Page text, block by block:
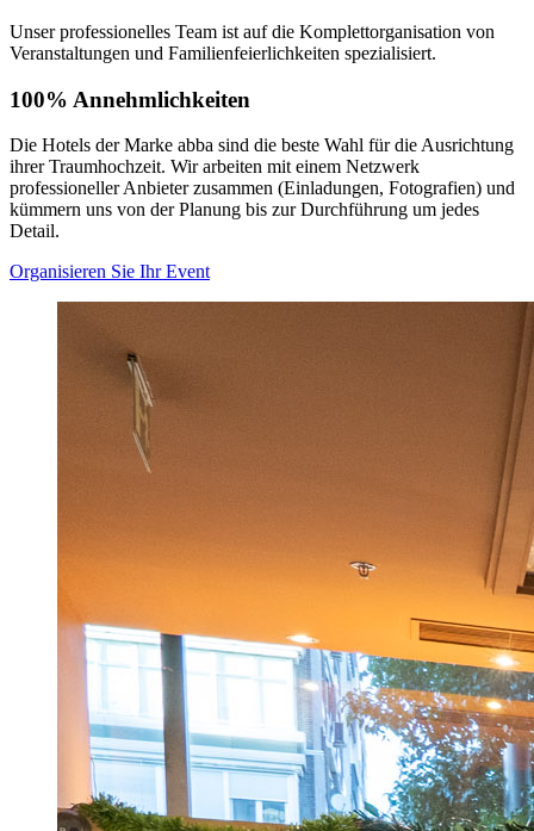
Unser professionelles Team ist auf die Komplettorganisation von
Veranstaltungen und Familienfeierlichkeiten spezialisiert.
100% Annehmlichkeiten
Die Hotels der Marke abba sind die beste Wahl für die Ausrichtung
ihrer Traumhochzeit. Wir arbeiten mit einem Netzwerk
professioneller Anbieter zusammen (Einladungen, Fotografien) und
kümmern uns von der Planung bis zur Durchführung um jedes
Detail.
Organisieren Sie Ihr Event